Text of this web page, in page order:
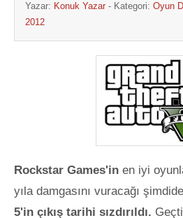
Yazar: Konuk Yazar - Kategori: Oyun
2012
Rockstar Games'in en iyi
yıla damgasını vuracağı
5'in çıkış tarihi sızdırıldı.